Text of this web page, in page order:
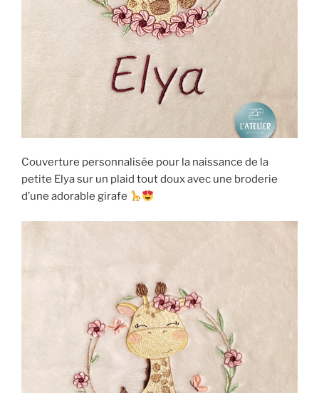
Couverture personnalisée pour la naissance de la
petite Elya sur un plaid tout doux avec une broderie
d’une adorable girafe